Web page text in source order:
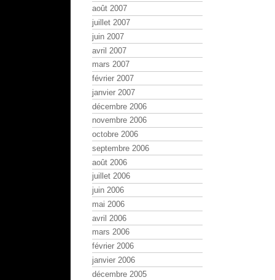
août 2007
juillet 2007
juin 2007
avril 2007
mars 2007
février 2007
janvier 2007
décembre 2006
novembre 2006
octobre 2006
septembre 2006
août 2006
juillet 2006
juin 2006
mai 2006
avril 2006
mars 2006
février 2006
janvier 2006
décembre 2005